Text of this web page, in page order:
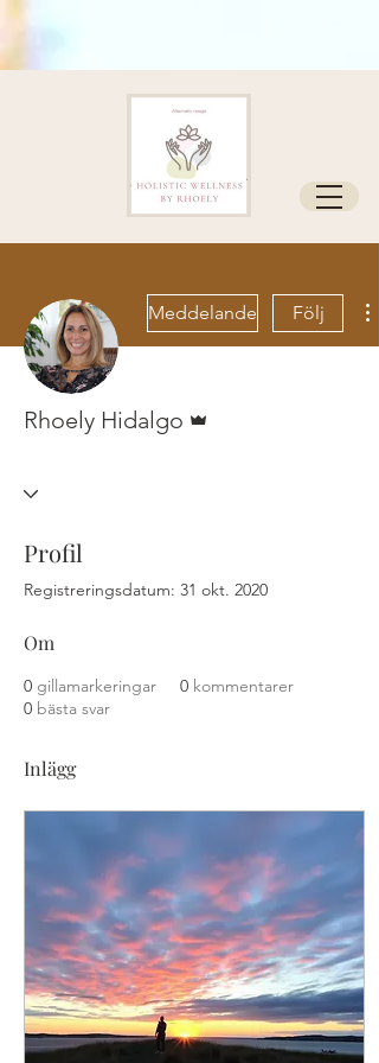
Meddelande Följ
Rhoely Hidalgo
Profil
Registreringsdatum: 31 okt. 2020
Om
0 gillamarkeringar 0 kommentarer
0 bästa svar
Inlägg